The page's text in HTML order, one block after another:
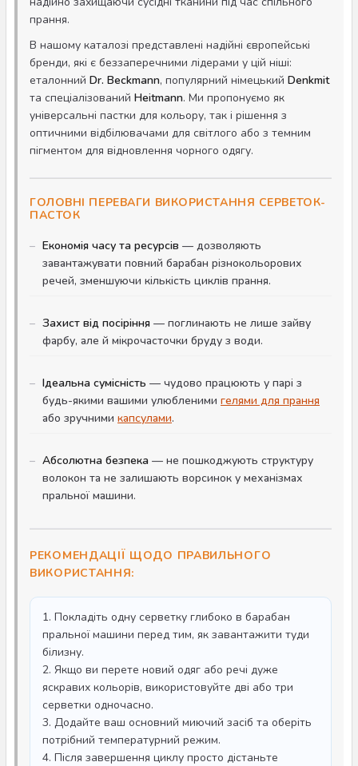
прання.
В нашому каталозі представлені надійні європейські
бренди, які є беззаперечними лідерами у цій ніші:
еталонний Dr. Beckmann, популярний німецький Denkmit
та спеціалізований Heitmann. Ми пропонуємо як
універсальні пастки для кольору, так і рішення з
оптичними відбілювачами для світлого або з темним
пігментом для відновлення чорного одягу.
ГОЛОВНІ ПЕРЕВАГИ ВИКОРИСТАННЯ СЕРВЕТОК-
ПАСТОК
Економія часу та ресурсів — дозволяють
завантажувати повний барабан різнокольорових
речей, зменшуючи кількість циклів прання.
Захист від посіріння — поглинають не лише зайву
фарбу, але й мікрочасточки бруду з води.
Ідеальна сумісність — чудово працюють у парі з
будь-якими вашими улюбленими гелями для прання
або зручними капсулами.
Абсолютна безпека — не пошкоджують структуру
волокон та не залишають ворсинок у механізмах
пральної машини.
РЕКОМЕНДАЦІЇ ЩОДО ПРАВИЛЬНОГО
ВИКОРИСТАННЯ:
1. Покладіть одну серветку глибоко в барабан
пральної машини перед тим, як завантажити туди
білизну.
2. Якщо ви перете новий одяг або речі дуже
яскравих кольорів, використовуйте дві або три
серветки одночасно.
3. Додайте ваш основний миючий засіб та оберіть
потрібний температурний режим.
4. Після завершення циклу просто дістаньте